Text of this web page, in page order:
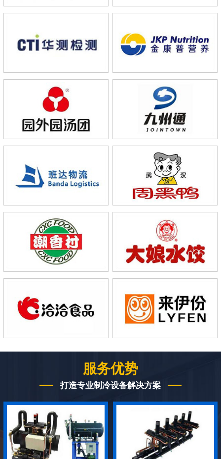
服务优势
打造专业制冷设备解决方案